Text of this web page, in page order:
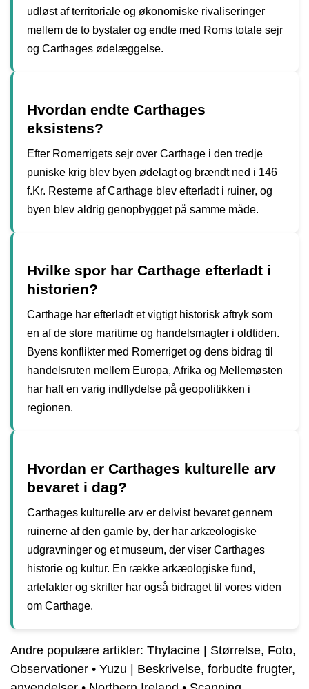
udløst af territoriale og økonomiske rivaliseringer
mellem de to bystater og endte med Roms totale sejr
og Carthages ødelæggelse.
Hvordan endte Carthages
eksistens?
Efter Romerrigets sejr over Carthage i den tredje
puniske krig blev byen ødelagt og brændt ned i 146
f.Kr. Resterne af Carthage blev efterladt i ruiner, og
byen blev aldrig genopbygget på samme måde.
Hvilke spor har Carthage efterladt i
historien?
Carthage har efterladt et vigtigt historisk aftryk som
en af de store maritime og handelsmagter i oldtiden.
Byens konflikter med Romerriget og dens bidrag til
handelsruten mellem Europa, Afrika og Mellemøsten
har haft en varig indflydelse på geopolitikken i
regionen.
Hvordan er Carthages kulturelle arv
bevaret i dag?
Carthages kulturelle arv er delvist bevaret gennem
ruinerne af den gamle by, der har arkæologiske
udgravninger og et museum, der viser Carthages
historie og kultur. En række arkæologiske fund,
artefakter og skrifter har også bidraget til vores viden
om Carthage.
Andre populære artikler: Thylacine | Størrelse, Foto,
Observationer • Yuzu | Beskrivelse, forbudte frugter,